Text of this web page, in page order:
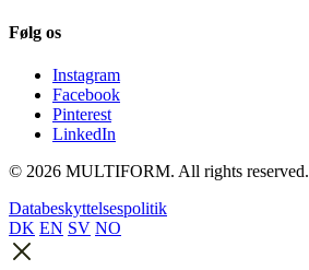
Følg os
Instagram
Facebook
Pinterest
LinkedIn
© 2026 MULTIFORM. All rights reserved.
Databeskyttelsespolitik
DK EN SV NO